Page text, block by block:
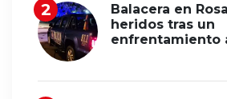
Balacera en
heridos tras un
enfrentamiento